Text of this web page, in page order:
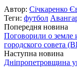
Автор: Січкаренко
Теги: футбол
Попередня новина
Поговорили о земле
городского совета
Наступна новина
Дніпропетровщина